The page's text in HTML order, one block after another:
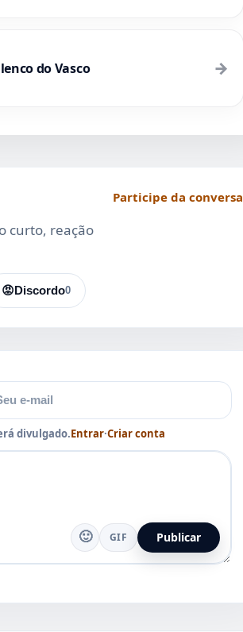
do Vasco →
curto, reação
Participe da conversa
😡 0
Discordo
divulgado.Entrar·Criar conta
🙂 GIF Publicar